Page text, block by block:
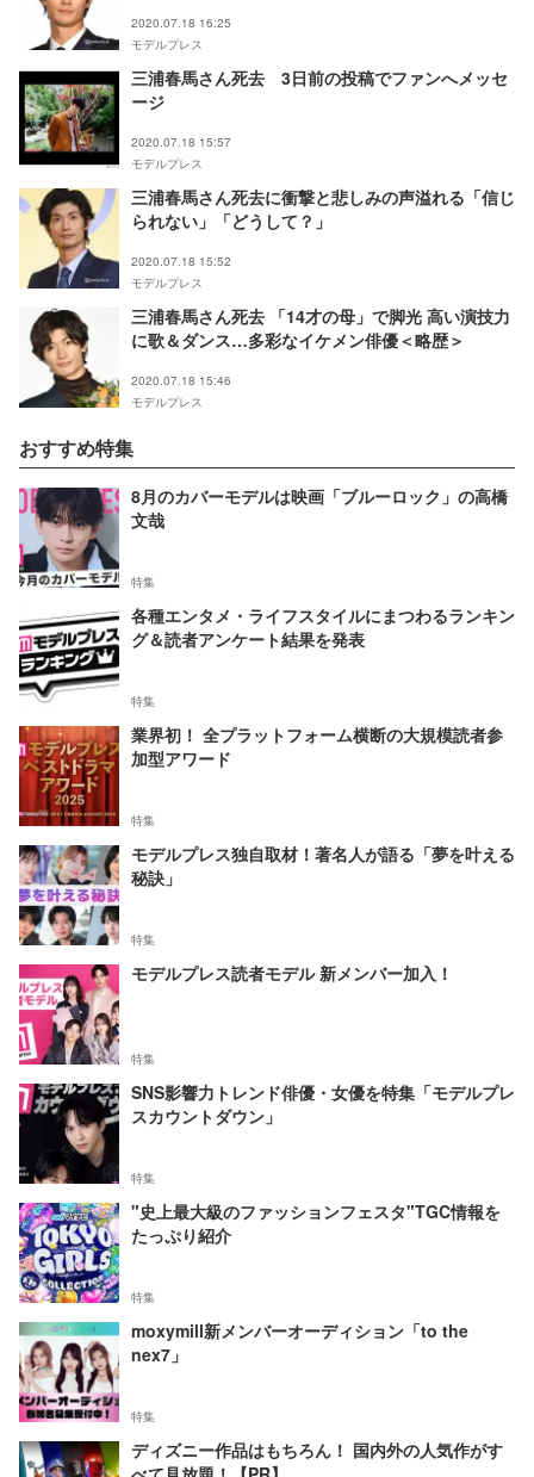
2020.07.18 16:25
モデルプレス
三浦春馬さん死去 3日前の投稿でファンへメッセ
ージ
2020.07.18 15:57
モデルプレス
三浦春馬さん死去に衝撃と悲しみの声溢れる「信じ
られない」「どうして？」
2020.07.18 15:52
モデルプレス
三浦春馬さん死去 「14才の母」で脚光 高い演技力
に歌＆ダンス…多彩なイケメン俳優＜略歴＞
2020.07.18 15:46
モデルプレス
おすすめ特集
8月のカバーモデルは映画「ブルーロック」の高橋
文哉
特集
各種エンタメ・ライフスタイルにまつわるランキン
グ＆読者アンケート結果を発表
特集
業界初！ 全プラットフォーム横断の大規模読者参
加型アワード
特集
モデルプレス独自取材！著名人が語る「夢を叶える
秘訣」
特集
モデルプレス読者モデル 新メンバー加入！
特集
SNS影響力トレンド俳優・女優を特集「モデルプレ
スカウントダウン」
特集
"史上最大級のファッションフェスタ"TGC情報を
たっぷり紹介
特集
moxymill新メンバーオーディション「to the
nex7」
特集
ディズニー作品はもちろん！ 国内外の人気作がす